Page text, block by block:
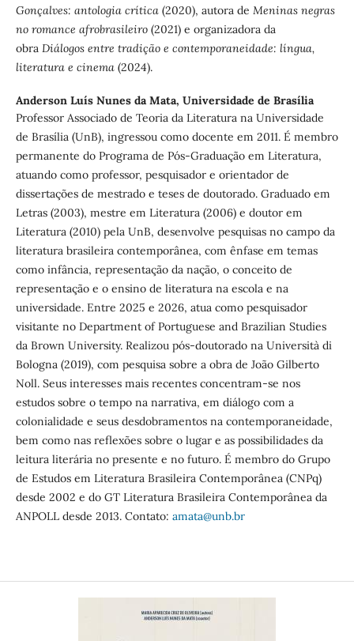
Gonçalves: antologia crítica(2020), autora de Meninas negras
no romance afrobrasileiro(2021) e organizadora da
obra Diálogos entre tradição e contemporaneidade: língua,
literatura e cinema(2024).
Anderson Luís Nunes da Mata, Universidade de Brasília
Professor Associado de Teoria da Literatura na Universidade
de Brasília (UnB), ingressou como docente em 2011. É membro
permanente do Programa de Pós-Graduação em Literatura,
atuando como professor, pesquisador e orientador de
dissertações de mestrado e teses de doutorado. Graduado em
Letras (2003), mestre em Literatura (2006) e doutor em
Literatura (2010) pela UnB, desenvolve pesquisas no campo da
literatura brasileira contemporânea, com ênfase em temas
como infância, representação da nação, o conceito de
representação e o ensino de literatura na escola e na
universidade. Entre 2025 e 2026, atua como pesquisador
visitante no Department of Portuguese and Brazilian Studies
da Brown University. Realizou pós-doutorado na Università di
Bologna (2019), com pesquisa sobre a obra de João Gilberto
Noll. Seus interesses mais recentes concentram-se nos
estudos sobre o tempo na narrativa, em diálogo com a
colonialidade e seus desdobramentos na contemporaneidade,
bem como nas reflexões sobre o lugar e as possibilidades da
leitura literária no presente e no futuro. É membro do Grupo
de Estudos em Literatura Brasileira Contemporânea (CNPq)
desde 2002 e do GT Literatura Brasileira Contemporânea da
ANPOLL desde 2013. Contato: amata@unb.br